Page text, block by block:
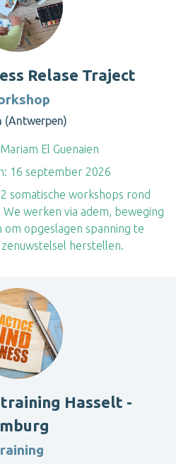
Relase Traject
(Antwerpen)
Mariam El Guenaien
16 september 2026
somatische workshops rond
We werken via adem, beweging
om opgeslagen spanning te
herstellen.
Hasselt -